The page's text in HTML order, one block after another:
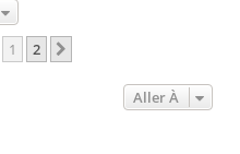
1 2
Aller À